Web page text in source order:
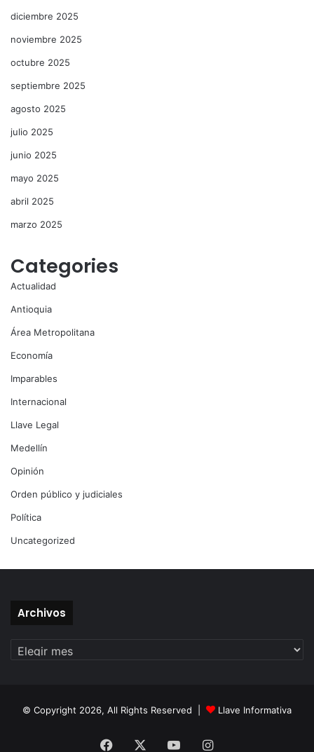
diciembre 2025
noviembre 2025
octubre 2025
septiembre 2025
agosto 2025
julio 2025
junio 2025
mayo 2025
abril 2025
marzo 2025
Categories
Actualidad
Antioquia
Área Metropolitana
Economía
Imparables
Internacional
Llave Legal
Medellín
Opinión
Orden público y judiciales
Política
Uncategorized
Archivos
© Copyright 2026, All Rights Reserved | Llave Informativa
Facebook YouTubeInstagram